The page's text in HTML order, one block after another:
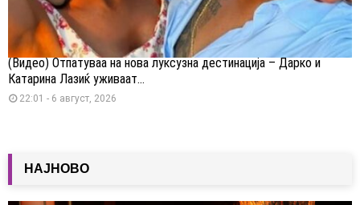
(Видео) Отпатуваа на нова луксузна дестинација – Дарко и
Катарина Лазиќ уживаат...
22:01 - 6 август, 2026
НАЈНОВО